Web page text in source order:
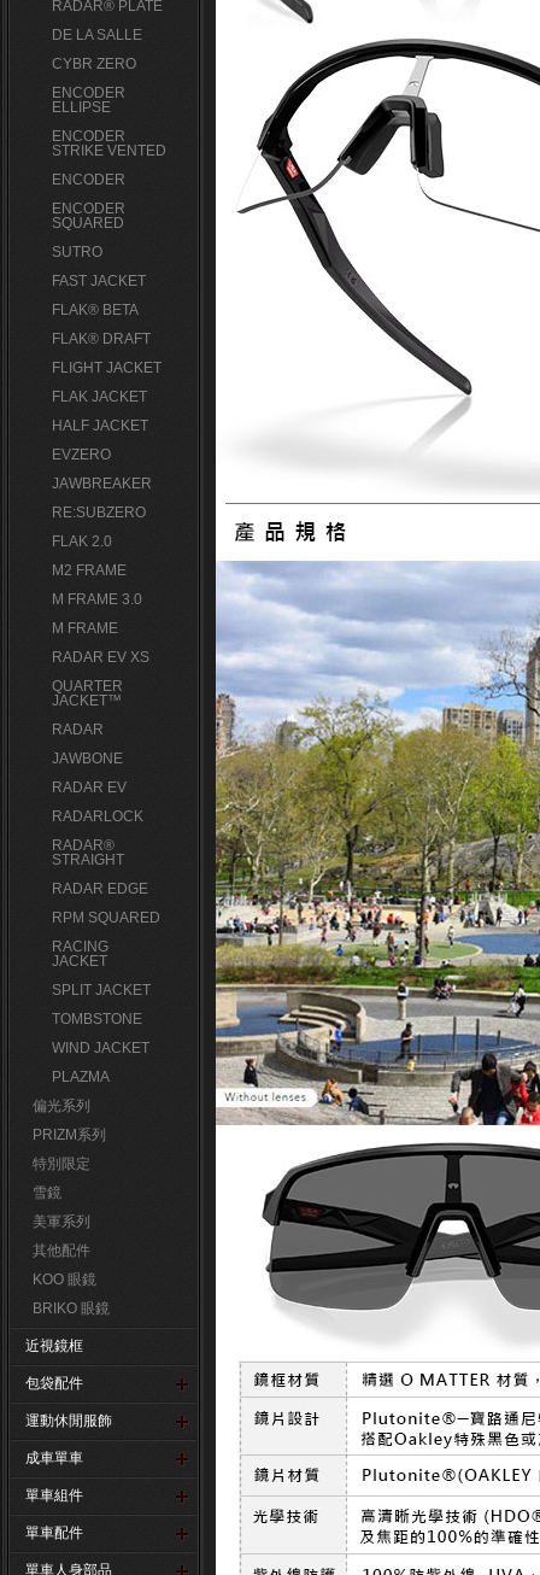
RADAR® PLATE​
DE LA SALLE
CYBR ZERO
ENCODER
ELLIPSE
ENCODER
STRIKE VENTED
ENCODER
ENCODER
SQUARED
SUTRO
FAST JACKET
FLAK® BETA
FLAK® DRAFT
FLIGHT JACKET
FLAK JACKET
HALF JACKET
EVZERO
JAWBREAKER
RE:SUBZERO
FLAK 2.0
M2 FRAME
M FRAME 3.0
M FRAME
RADAR EV XS
QUARTER
JACKET™
RADAR
JAWBONE
RADAR EV
RADARLOCK
RADAR®
STRAIGHT
RADAR EDGE
RPM SQUARED
RACING
JACKET
SPLIT JACKET
TOMBSTONE
WIND JACKET
PLAZMA
偏光系列
PRIZM系列
特別限定
雪鏡
美軍系列
其他配件
KOO 眼鏡
BRIKO 眼鏡
近視鏡框
包袋配件
運動休閒服飾
成車單車
單車組件
單車配件
單車人身部品